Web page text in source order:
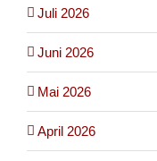
Juli 2026
Juni 2026
Mai 2026
April 2026